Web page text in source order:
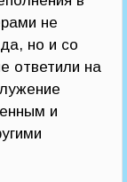
не
но и со
ответили на
и